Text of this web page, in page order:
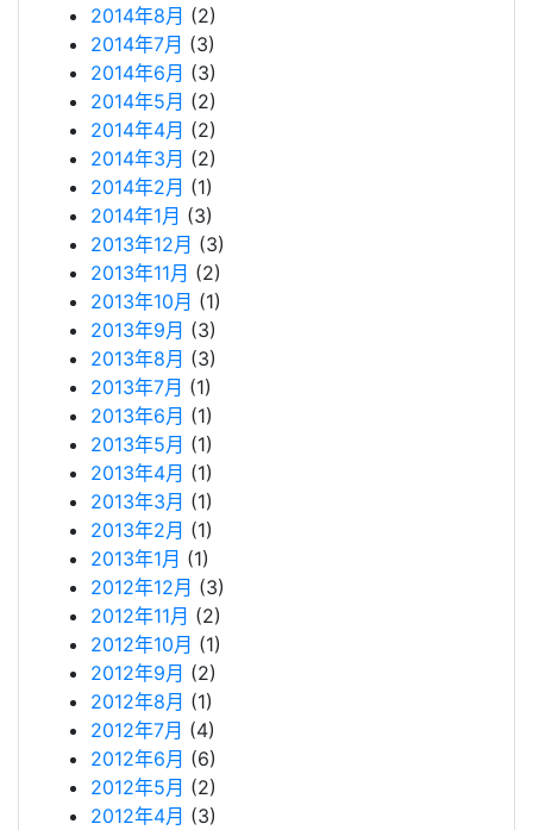
2014年8月 (2)
2014年7月 (3)
2014年6月 (3)
2014年5月 (2)
2014年4月 (2)
2014年3月 (2)
2014年2月 (1)
2014年1月 (3)
2013年12月 (3)
2013年11月 (2)
2013年10月 (1)
2013年9月 (3)
2013年8月 (3)
2013年7月 (1)
2013年6月 (1)
2013年5月 (1)
2013年4月 (1)
2013年3月 (1)
2013年2月 (1)
2013年1月 (1)
2012年12月 (3)
2012年11月 (2)
2012年10月 (1)
2012年9月 (2)
2012年8月 (1)
2012年7月 (4)
2012年6月 (6)
2012年5月 (2)
2012年4月 (3)